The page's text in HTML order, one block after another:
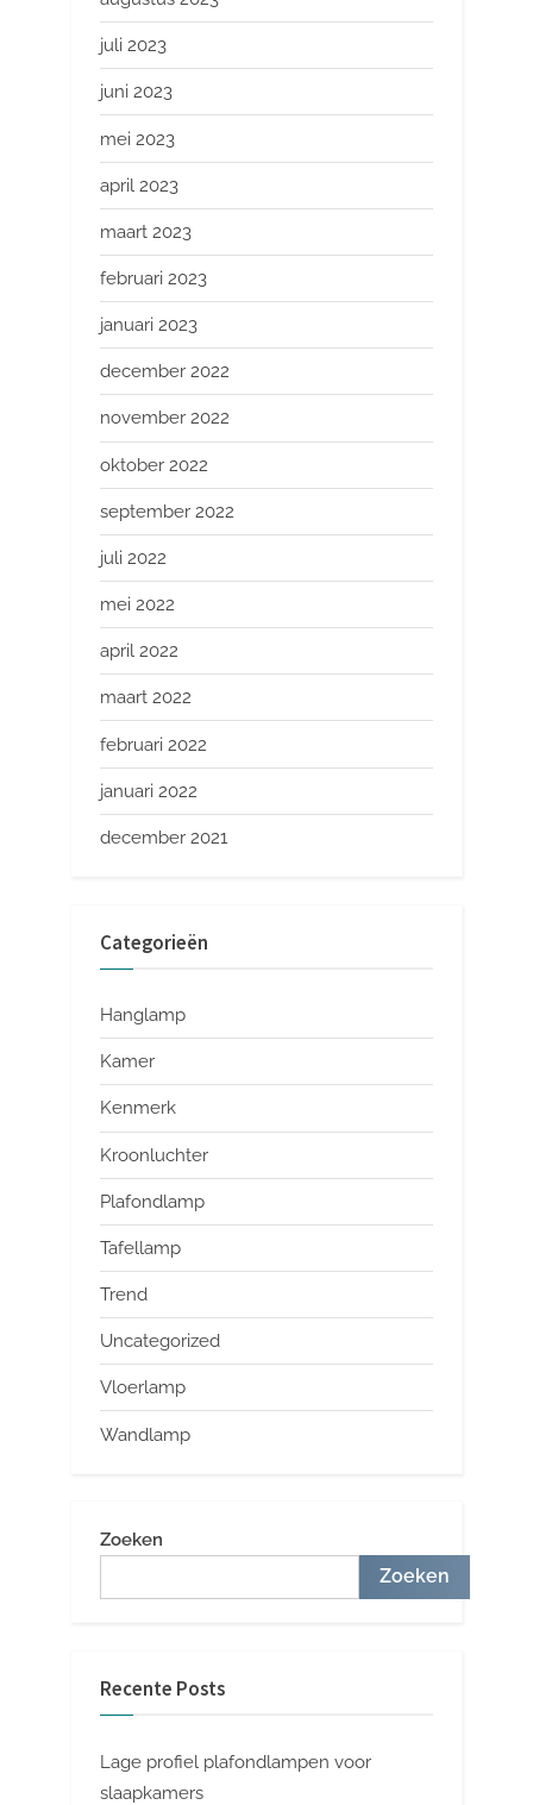
juli 2023
juni 2023
mei 2023
april 2023
maart 2023
februari 2023
januari 2023
december 2022
november 2022
oktober 2022
september 2022
juli 2022
mei 2022
april 2022
maart 2022
februari 2022
januari 2022
december 2021
Categorieën
Hanglamp
Kamer
Kenmerk
Kroonluchter
Plafondlamp
Tafellamp
Trend
Uncategorized
Vloerlamp
Wandlamp
Zoeken
Zoeken
Recente Posts
Lage profiel plafondlampen voor
slaapkamers